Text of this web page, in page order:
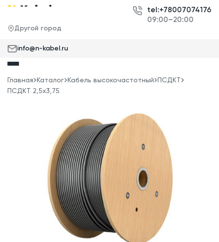
Другой город
tel:+78007074176
09:00–20:00
info@n-kabel.ru
Главная Каталог Кабель высокочастотный ПСДКТ
ПСДКТ 2,5x3,75